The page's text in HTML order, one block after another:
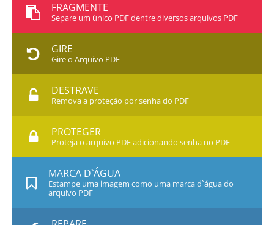
FRAGMENTE
Separe um único PDF dentre diversos arquivos PDF
GIRE
Gire o Arquivo PDF
DESTRAVE
Remova a proteção por senha do PDF
PROTEGER
Proteja o arquivo PDF adicionando senha no PDF
MARCA D`ÁGUA
Estampe uma imagem como uma marca d`água do
arquivo PDF